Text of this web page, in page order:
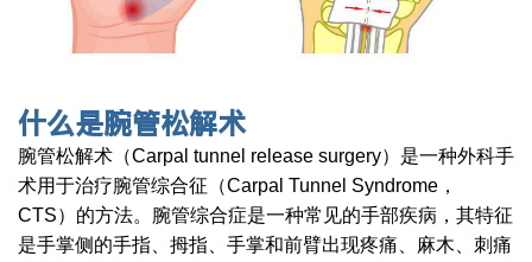
什么是腕管松解术
腕管松解术（Carpal tunnel release surgery）是一种外科手
术用于治疗腕管综合征（Carpal Tunnel Syndrome，
CTS）的方法。腕管综合症是一种常见的手部疾病，其特征
是手掌侧的手指、拇指、手掌和前臂出现疼痛、麻木、刺痛